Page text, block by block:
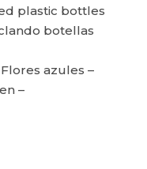
plastic bottles
botellas
azules –
–